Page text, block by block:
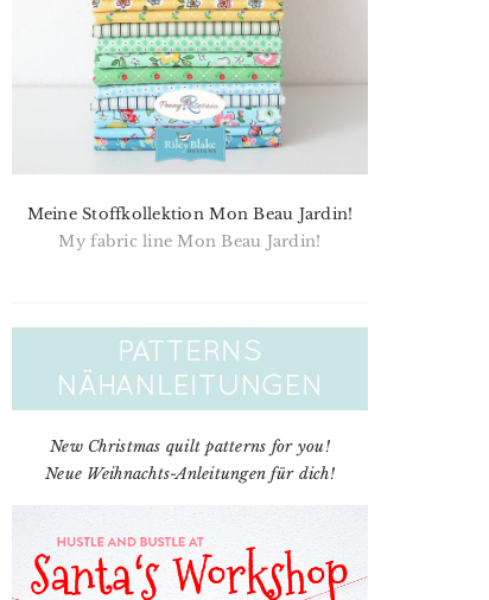
Meine Stoffkollektion Mon Beau Jardin!
My fabric line Mon Beau Jardin!
New Christmas quilt patterns for you!
Neue Weihnachts-Anleitungen für dich!